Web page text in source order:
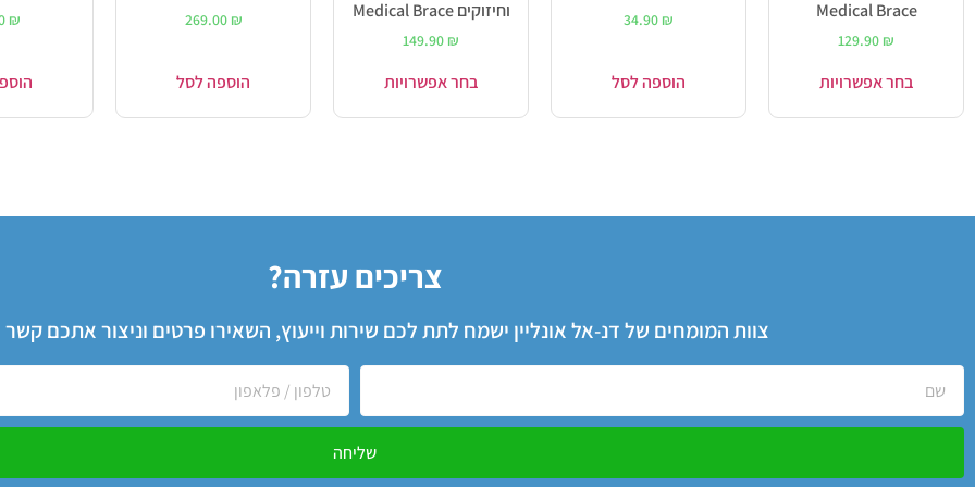
Medical Brace
129.90 ₪
בחר אפשרויות
34.90 ₪
הוספה לסל
וחיזוקים Medical Brace
149.90 ₪
בחר אפשרויות
269.00 ₪
הוספה לסל
₪
צריכים עזרה?
צוות המומחים של דנ-אל אונליין ישמח לתת לכם שירות וייעוץ, השאירו פרטים וניצור אתכם
שליחה